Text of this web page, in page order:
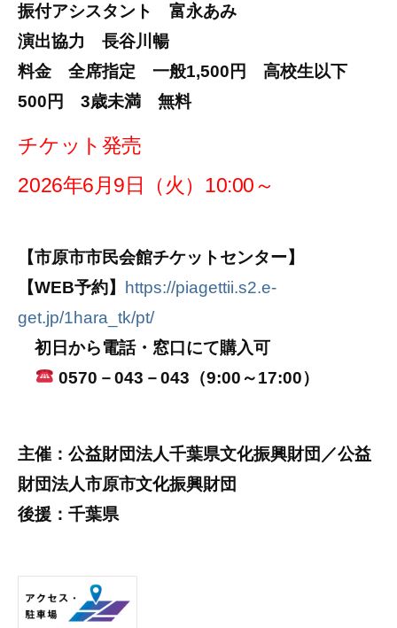
振付アシスタント 富永あみ
演出協力 長谷川暢
料金 全席指定 一般1,500円 高校生以下
500円 3歳未満 無料
チケット発売
2026年6月9日（火）10:00～
【市原市市民会館チケットセンター】
【WEB予約】 https://piagettii.s2.e-
get.jp/1hara_tk/pt/
初日から電話・窓口にて購入可
0570－043－043（9:00～17:00）
主催：公益財団法人千葉県文化振興財団／公益
財団法人市原市文化振興財団
後援：千葉県